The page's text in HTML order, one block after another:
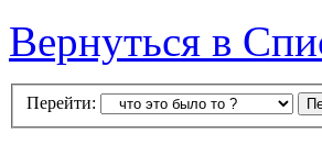
Вернуться в
Перейти: